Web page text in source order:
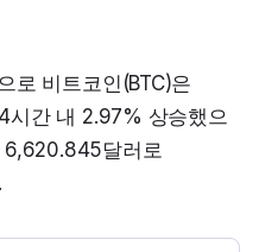
로 비트코인(BTC)은
간 내 2.97% 상승했으
달러로